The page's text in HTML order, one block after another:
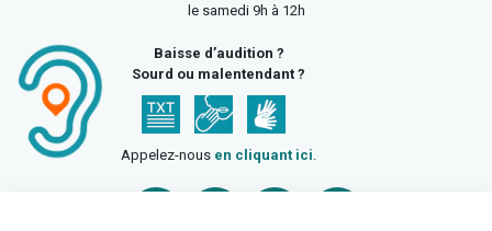
le samedi 9h à 12h
Baisse d’audition ?
Sourd ou malentendant ?
Appelez-nous en cliquant ici